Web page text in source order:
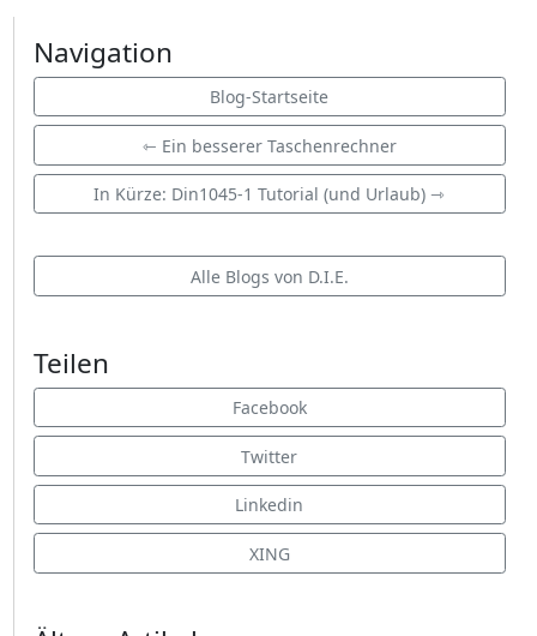
Navigation
Blog-Startseite
⇽ Ein besserer Taschenrechner
In Kürze: Din1045-1 Tutorial (und Urlaub) ⇾
Alle Blogs von D.I.E.
Teilen
Facebook
Twitter
Linkedin
XING